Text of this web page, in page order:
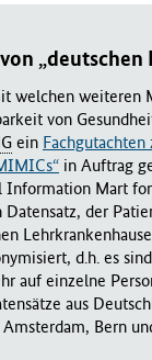
„deutschen
welchen weiteren
von
ein
in Auftrag
Information Mart
der
d.h. es
auf einzelne
aus
Bern